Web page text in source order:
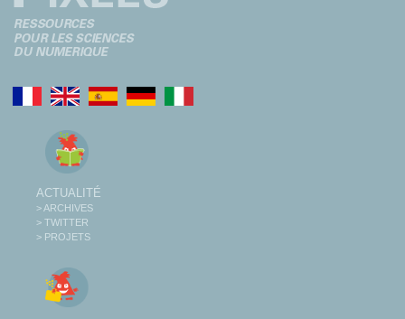
ACTUALITÉ
> ARCHIVES
> TWITTER
> PROJETS